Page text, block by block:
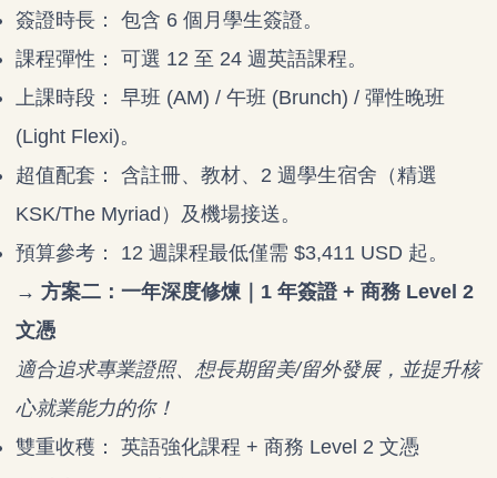
簽證時長： 包含 6 個月學生簽證。
課程彈性： 可選 12 至 24 週英語課程。
上課時段： 早班 (AM) / 午班 (Brunch) / 彈性晚班
(Light Flexi)。
超值配套： 含註冊、教材、2 週學生宿舍（精選
KSK/The Myriad）及機場接送。
預算參考： 12 週課程最低僅需 $3,411 USD 起。
→ 方案二：一年深度修煉｜1 年簽證 + 商務 Level 2
文憑
適合追求專業證照、想長期留美/留外發展，並提升核
心就業能力的你！
雙重收穫： 英語強化課程 + 商務 Level 2 文憑